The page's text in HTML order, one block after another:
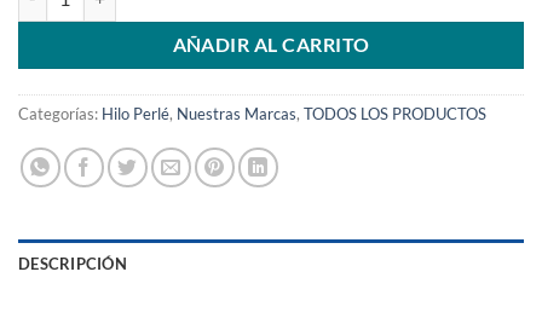
AÑADIR AL CARRITO
Categorías: Hilo Perlé, Nuestras Marcas, TODOS LOS PRODUCTOS
DESCRIPCIÓN